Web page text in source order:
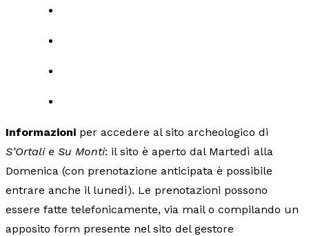
Informazioni per accedere al sito archeologico di
S’Ortali e Su Monti: il sito è aperto dal Martedì alla
Domenica (con prenotazione anticipata è possibile
entrare anche il lunedì). Le prenotazioni possono
essere fatte telefonicamente, via mail o compilando un
apposito form presente nel sito del gestore